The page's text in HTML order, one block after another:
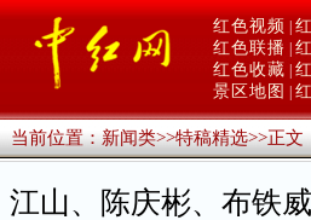
红色视频
红色联播
红色收藏
景区地图
当前位置：新闻类>>特稿精选>>正文
江山、陈庆彬、布铁